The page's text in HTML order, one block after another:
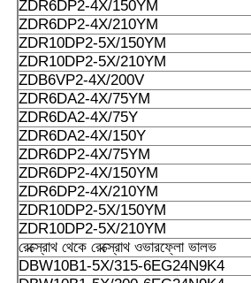
A10VSO140DR/52R-PPA14N00
A10VSO140DFR1/31R-PPB12N00
A10VSO140DFR1/32R-PPB12N00
A10VSO140DR/31R-PPB12N00
A10VSO140DRS/32R-PPB12N00
A10VSO140DRS/32R-VPB12N00
A10VSO140DRG/31R-PPB12N00
ZDR6DP2-4X/150YM
ZDR6DP2-4X/210YM
ZDR10DP2-5X/150YM
ZDR10DP2-5X/210YM
ZDB6VP2-4X/200V
ZDR6DA2-4X/75YM
ZDR6DA2-4X/75Y
ZDR6DA2-4X/150Y
ZDR6DP2-4X/75YM
ZDR6DP2-4X/150YM
ZDR6DP2-4X/210YM
ZDR10DP2-5X/150YM
ZDR10DP2-5X/210YM
রেক্স্রোথ থেকে রেক্স্রোথ ওভারফ্লো ভালভ
DBW10B1-5X/315-6EG24N9K4